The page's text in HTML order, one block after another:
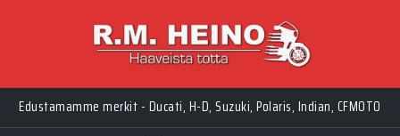
Edustamamme merkit - Ducati, H-D, Suzuki, Polaris, Indian, CFMOTO